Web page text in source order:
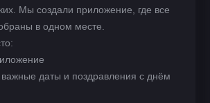
Мы создали приложение, где все
в одном месте.
даты и поздравления с днём